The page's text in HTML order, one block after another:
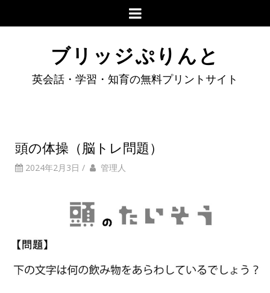
ブリッジぷりんと
英会話・学習・知育の無料プリントサイト
頭の体操（脳トレ問題）
2024年2月3日 / 管理人